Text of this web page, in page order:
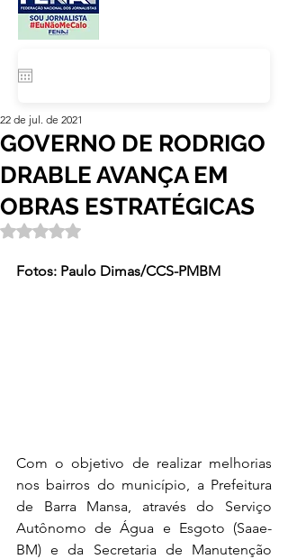
GOVERNO DE RODRIGO
DRABLE AVANÇA EM
OBRAS ESTRATÉGICAS
22 de jul. de 2021
Avaliado com NaN de 5 estrelas.
Fotos: Paulo Dimas/CCS-PMBM
Com o objetivo de realizar melhorias
nos bairros do município, a Prefeitura
de Barra Mansa, através do Serviço
Autônomo de Água e Esgoto (Saae-
BM) e da Secretaria de Manutenção